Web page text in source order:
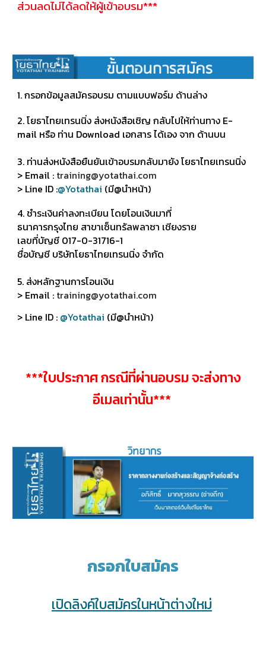
ส่วนลดไม่ได้ลดให้ผู้เข้าอบรม***
​1. กรอกข้อมูลสมัครอบรม ตามแบบฟอร์ม ด้านล่าง
2. โยธาไทยเทรนนิ่ง ส่งหนังสือเชิญ กลับไปให้ท่านทาง E-
mail หรือ ท่าน Download เอกสาร ได้เอง จาก ด้านบน
3. ท่านส่งหนังสือยืนยันเข้าอบรมกลับมายัง โยธาไทยเทรนนิ่ง
> Email : training@yotathai.com
> Line ID :@Yotathai (มี@นำหน้า)
4. ชำระเงินค่าลงทะเบียน โดยโอนเงินมาที่
ธนาคารกรุงไทย สาขาเซ็นทรัลพลาซา เชียงราย
เลขที่บัญชี 017-0-31716-1
ชื่อบัญชี บริษัทโยธาไทยเทรนนิ่ง จำกัด
5. ส่งหลักฐานการโอนเงิน
> Email : training@yotathai.com
> Line ID : @Yotathai (มี@นำหน้า)
***ใบประกาศ กรณีที่ผ่านอบรม จะส่งทาง
อีเมลเท่านั้น***
กรอกใบสมัคร
เปิดลิงค์ใบสมัครในหน้าต่างใหม่